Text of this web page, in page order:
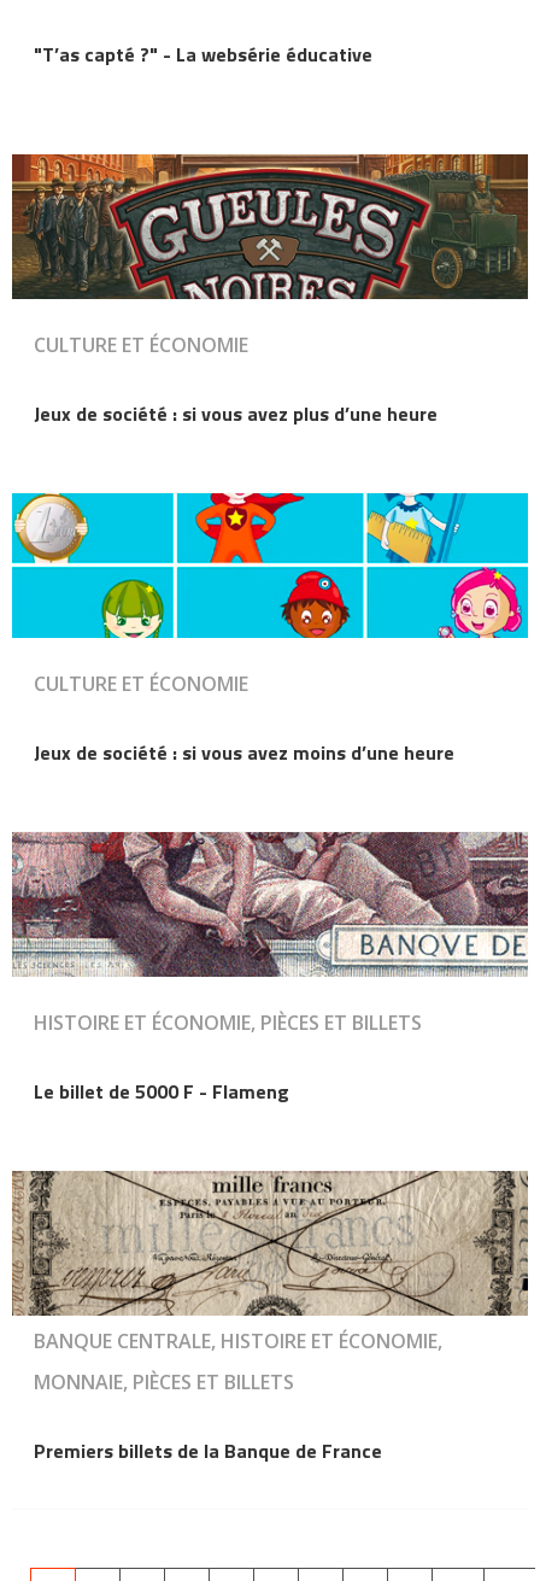
"T’as capté ?" - La websérie éducative
CULTURE ET ÉCONOMIE
Jeux de société : si vous avez plus d’une heure
CULTURE ET ÉCONOMIE
Jeux de société : si vous avez moins d’une heure
HISTOIRE ET ÉCONOMIE, PIÈCES ET BILLETS
Le billet de 5000 F - Flameng
BANQUE CENTRALE, HISTOIRE ET ÉCONOMIE,
MONNAIE, PIÈCES ET BILLETS
Premiers billets de la Banque de France